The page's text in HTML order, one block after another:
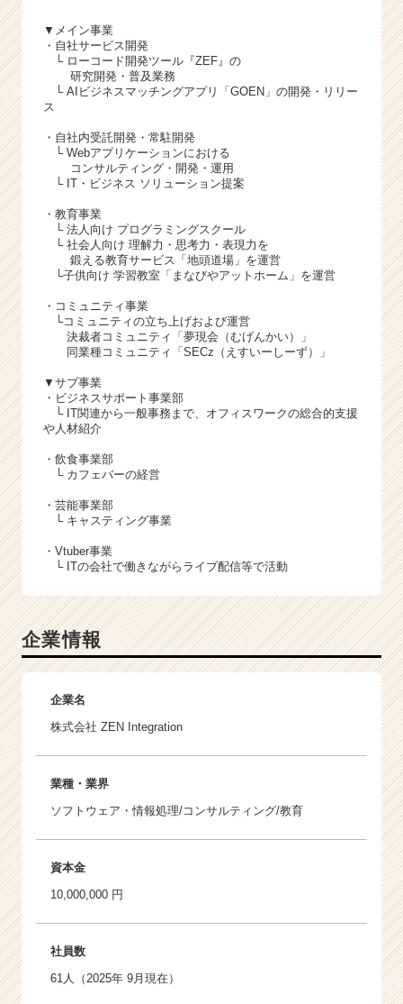
▼メイン事業
・自社サービス開発
└ ローコード開発ツール『ZEF』の
研究開発・普及業務
└ AIビジネスマッチングアプリ「GOEN」の開発・リリー
ス
・自社内受託開発・常駐開発
└ Webアプリケーションにおける
コンサルティング・開発・運用
└ IT・ビジネス ソリューション提案
・教育事業
└ 法人向け プログラミングスクール
└ 社会人向け 理解力・思考力・表現力を
鍛える教育サービス「地頭道場」を運営
└子供向け 学習教室「まなびやアットホーム」を運営
・コミュニティ事業
└コミュニティの立ち上げおよび運営
決裁者コミュニティ「夢現会（むげんかい）」
同業種コミュニティ「SECz（えすいーしーず）」
▼サブ事業
・ビジネスサポート事業部
└ IT関連から一般事務まで、オフィスワークの総合的支援
や人材紹介
・飲食事業部
└ カフェバーの経営
・芸能事業部
└ キャスティング事業
・Vtuber事業
└ ITの会社で働きながらライブ配信等で活動
企業情報
企業名
株式会社 ZEN Integration
業種・業界
ソフトウェア・情報処理/コンサルティング/教育
資本金
10,000,000 円
社員数
61人（2025年 9月現在）